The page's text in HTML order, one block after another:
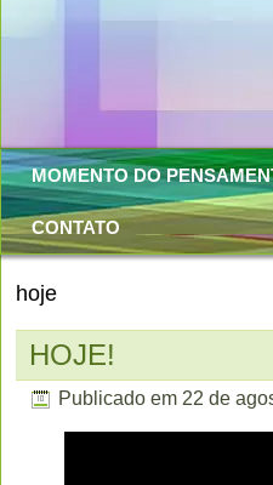
MOMENTO DO
CONTATO
hoje
HOJE!
Publicado em 22 de